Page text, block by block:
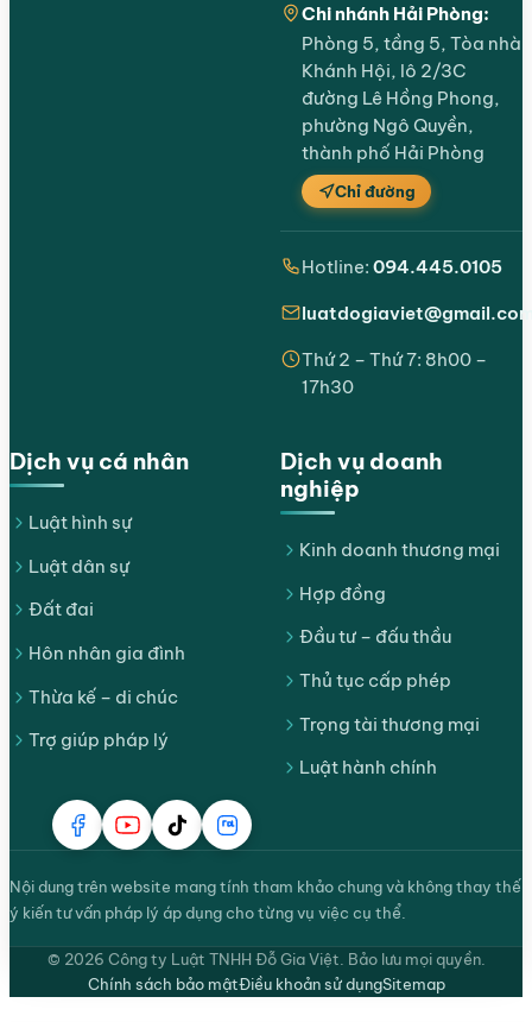
Dịch vụ cá nhân
Luật hình sự
Luật dân sự
Đất đai
Hôn nhân gia đình
Thừa kế – di chúc
Trợ giúp pháp lý
Dịch vụ doanh
nghiệp
Kinh doanh thương mại
Hợp đồng
Đầu tư – đấu thầu
Thủ tục cấp phép
Trọng tài thương mại
Luật hành chính
Chi nhánh Hải Phòng:
Phòng 5, tầng 5, Tòa nhà
Khánh Hội, lô 2/3C
đường Lê Hồng Phong,
phường Ngô Quyền,
thành phố Hải Phòng
Chỉ đường
Hotline: 094.445.0105
Thứ 2 – Thứ 7: 8h00 –
17h30
Nội dung trên website mang tính tham khảo chung và không thay thế
ý kiến tư vấn pháp lý áp dụng cho từng vụ việc cụ thể.
© 2026 Công ty Luật TNHH Đỗ Gia Việt. Bảo lưu mọi quyền.
Chính sách bảo mậtĐiều khoản sử dụngSitemap